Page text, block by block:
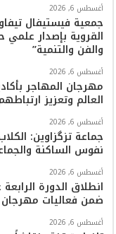
أغسطس 6, 2026
جمعية فيستيفال
القروية بإصدار علمي
والفن والتنمية”
أغسطس 6, 2026
مهرجان المهاجر
العالم وتعزيز
أغسطس 6, 2026
جماعة تزگزاوين:
نفوس الساكنة
أغسطس 6, 2026
انطلاق الدورة
ضمن فعاليات مهرجان
أغسطس 6, 2026